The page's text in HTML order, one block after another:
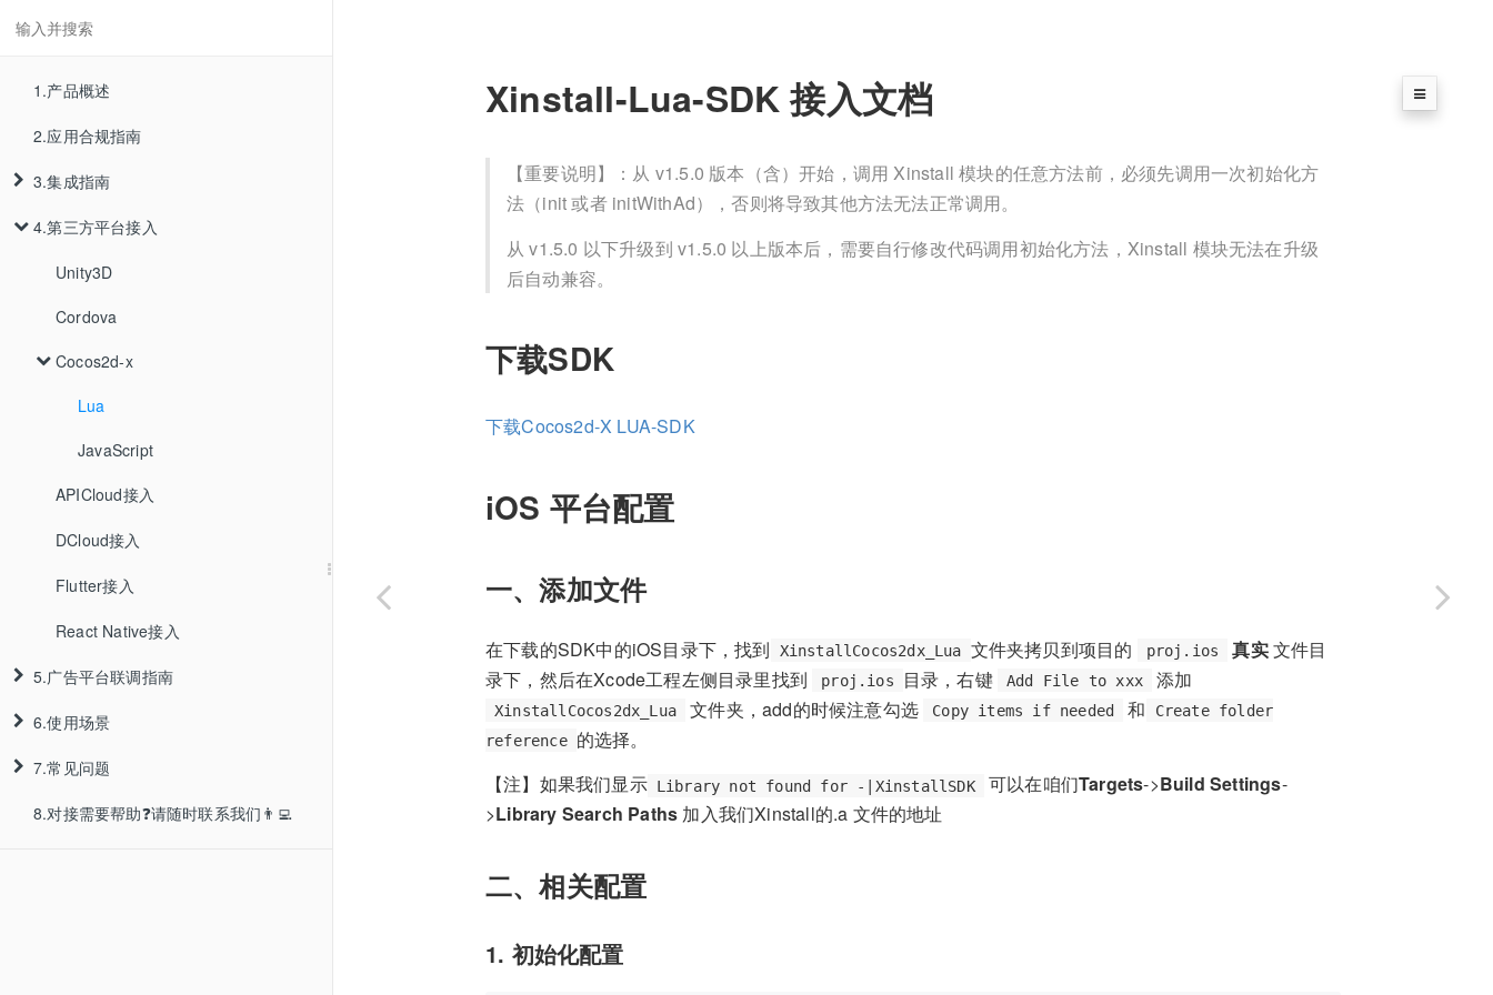
1.产品概述
2.应用合规指南
3.集成指南
集成说明
App集成
iOS集成
Android集成
Harmony集成
Web集成
测试集成效果
4.第三方平台接入
Unity3D
Cordova
Cocos2d-x
Lua
JavaScript
APICloud接入
DCloud接入
Flutter接入
React Native接入
5.广告平台联调指南
iOS集成指南
Android集成指南
广告平台联调流程
6.使用场景
一键安装
一键拉起
7.常见问题
iOS常见问题
8.对接需要帮助❓请随时联系我们👨‍💻
Xinstall-Lua-SDK 接入文档
【重要说明】：从 v1.5.0 版本（含）开始，调用 Xinstall 模块的任意方法前，必须先调用一次初始化方
法（init 或者 initWithAd），否则将导致其他方法无法正常调用。
从 v1.5.0 以下升级到 v1.5.0 以上版本后，需要自行修改代码调用初始化方法，Xinstall 模块无法在升级
后自动兼容。
下载SDK
下载Cocos2d-X LUA-SDK
iOS 平台配置
一、添加文件
在下载的SDK中的iOS目录下，找到 XinstallCocos2dx_Lua 文件夹拷贝到项目的 proj.ios 真实文件目
录下，然后在Xcode工程左侧目录里找到
proj.ios 目录，右键 Add File to xxx 添加
XinstallCocos2dx_Lua 文件夹，add的时候注意勾选 Copy items if needed 和
Create folder
reference 的选择。
【注】如果我们显示 Library not found for -|XinstallSDK 可以在咱们Targets->Build Settings-
>Library Search Paths 加入我们Xinstall的.a 文件的地址
二、相关配置
1. 初始化配置